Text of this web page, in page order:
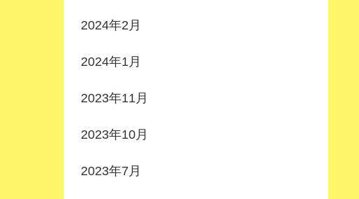
2024年2月
2024年1月
2023年11月
2023年10月
2023年7月